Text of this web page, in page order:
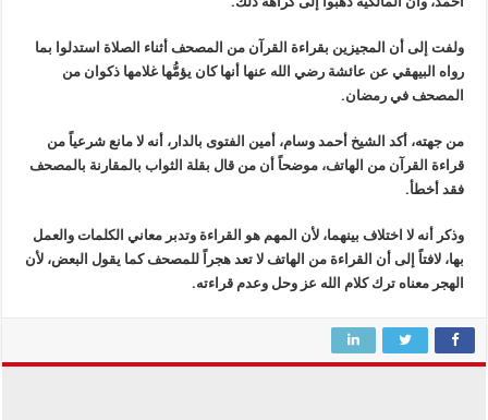
ولفت إلى أن المجيزين بقراءة القرآن من المصحف أثناء الصلاة استدلوا بما
رواه البيهقي عن عائشة رضي الله عنها أنها كان يؤمُّها غلامها ذكوان من
المصحف في رمضان.
من جهته، أكد الشيخ أحمد وسام، أمين الفتوى بالدار، أنه لا مانع شرعياً من
قراءة القرآن من الهاتف، موضحاً أن من قال بقلة الثواب بالمقارنة بالمصحف
فقد أخطأ.
وذكر أنه لا اختلاف بينهما، لأن المهم هو القراءة وتدبر معاني الكلمات والعمل
بها، لافتاً إلى أن القراءة من الهاتف لا تعد هجراً للمصحف كما يقول البعض، لأن
الهجر معناه ترك كلام الله عز وحل وعدم قراءته.